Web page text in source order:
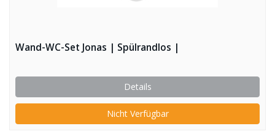
Wand-WC-Set Jonas | Spülrandlos |
Details
Nicht Verfügbar